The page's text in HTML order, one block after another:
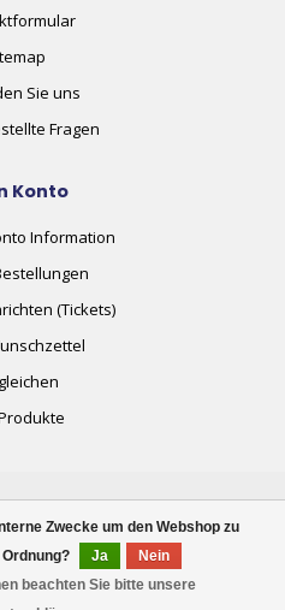
Zwecke um den Webshop zu
Ja
Nein
beachten Sie bitte unsere
Sie uns
Fragen
Konto
Information
(Tickets)